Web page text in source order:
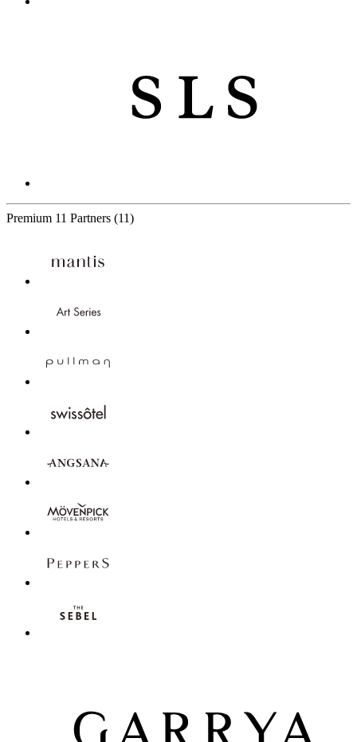
Premium 11 Partners (11)